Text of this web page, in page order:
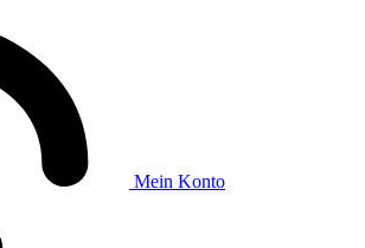
Mein Konto